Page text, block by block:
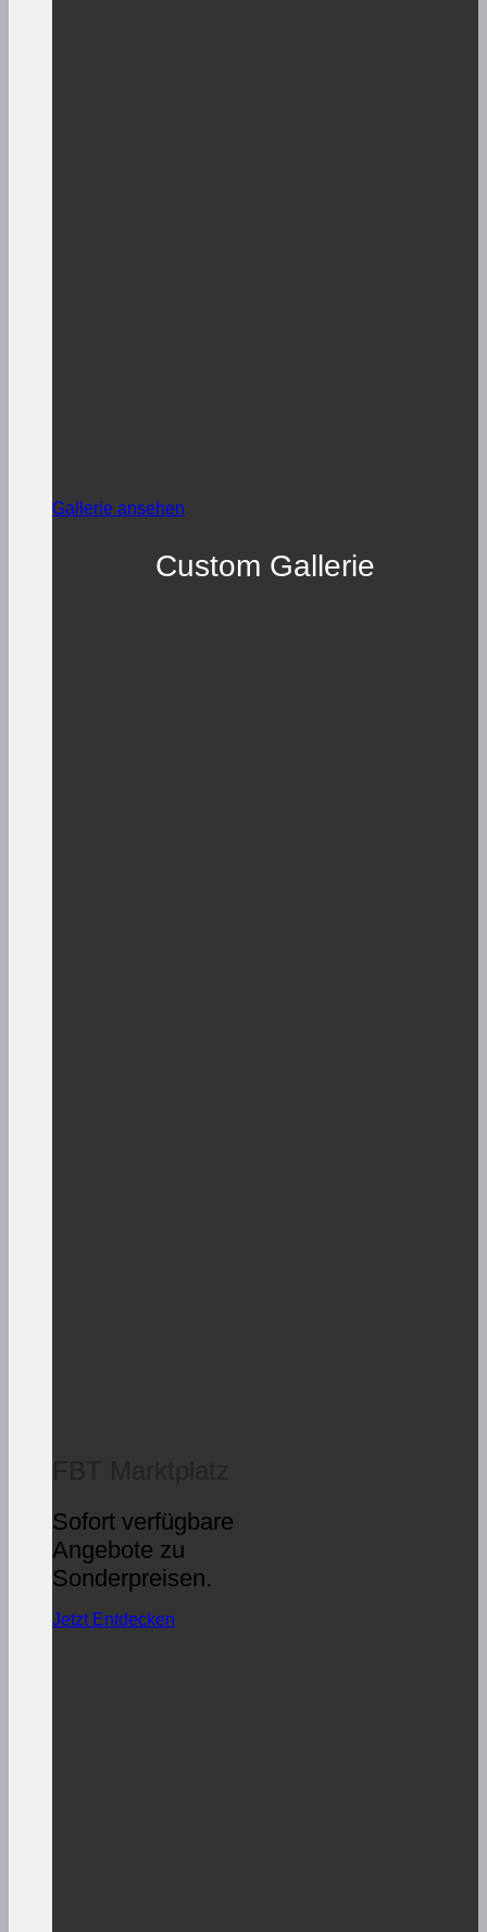
Gallerie ansehen
Custom Gallerie
Sofort verfügbare
Angebote zu
Sonderpreisen.
Jetzt Entdecken